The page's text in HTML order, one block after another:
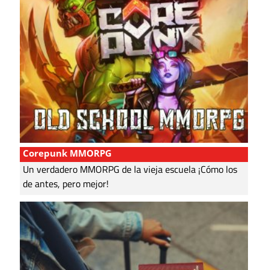
Corepunk MMORPG
Un verdadero MMORPG de la vieja escuela ¡Cómo los
de antes, pero mejor!